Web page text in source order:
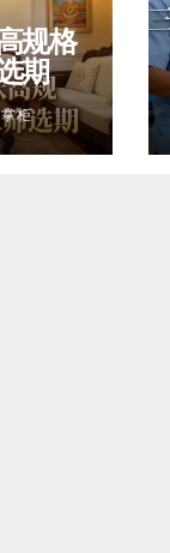
规格
期
柜